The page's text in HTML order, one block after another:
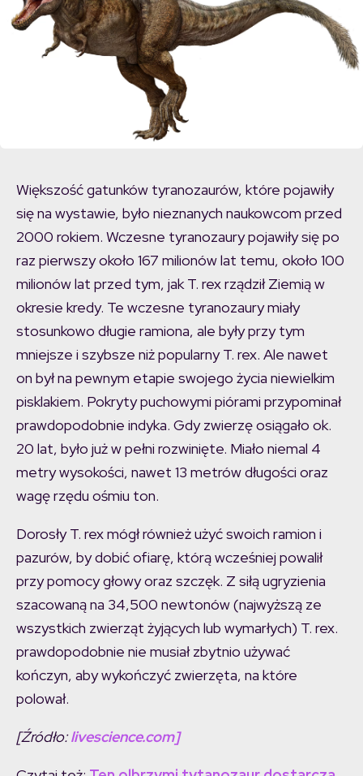
Większość gatunków tyranozaurów, które pojawiły
się na wystawie, było nieznanych naukowcom przed
2000 rokiem. Wczesne tyranozaury pojawiły się po
raz pierwszy około 167 milionów lat temu, około 100
milionów lat przed tym, jak T. rex rządził Ziemią w
okresie kredy. Te wczesne tyranozaury miały
stosunkowo długie ramiona, ale były przy tym
mniejsze i szybsze niż popularny T. rex. Ale nawet
on był na pewnym etapie swojego życia niewielkim
pisklakiem. Pokryty puchowymi piórami przypominał
prawdopodobnie indyka. Gdy zwierzę osiągało ok.
20 lat, było już w pełni rozwinięte. Miało niemal 4
metry wysokości, nawet 13 metrów długości oraz
wagę rzędu ośmiu ton.
Dorosły T. rex mógł również użyć swoich ramion i
pazurów, by dobić ofiarę, którą wcześniej powalił
przy pomocy głowy oraz szczęk. Z siłą ugryzienia
szacowaną na 34,500 newtonów (najwyższą ze
wszystkich zwierząt żyjących lub wymarłych) T. rex.
prawdopodobnie nie musiał zbytnio używać
kończyn, aby wykończyć zwierzęta, na które
polował.
[Źródło:livescience.com]